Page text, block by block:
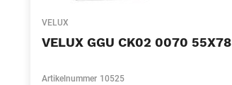
VELUX
VELUX GGU CK02 0070 55X78
Artikelnummer 10525